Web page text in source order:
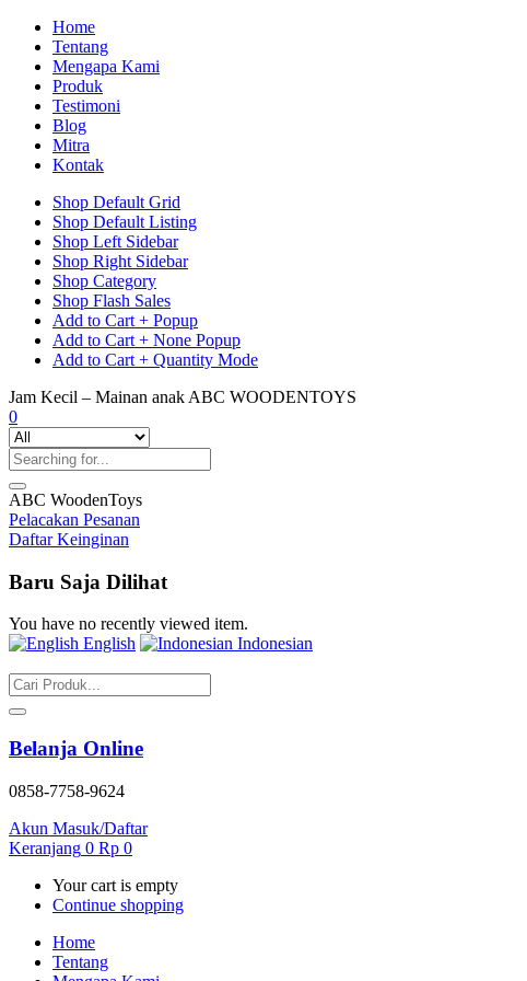
Home
Tentang
Mengapa Kami
Produk
Testimoni
Blog
Mitra
Kontak
Shop Default Grid
Shop Default Listing
Shop Left Sidebar
Shop Right Sidebar
Shop Category
Shop Flash Sales
Add to Cart + Popup
Add to Cart + None Popup
Add to Cart + Quantity Mode
Jam Kecil – Mainan anak ABC WOODENTOYS
0
ABC WoodenToys
Pelacakan Pesanan
Daftar Keinginan
Baru Saja Dilihat
You have no recently viewed item.
English
Indonesian
Belanja Online
0858-7758-9624
Akun Masuk/Daftar
Keranjang 0 Rp 0
Your cart is empty
Continue shopping
Home
Tentang